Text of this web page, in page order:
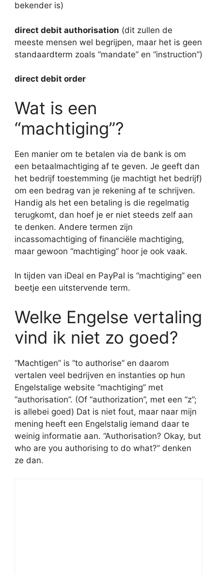
bekender is)
direct debit authorisation (dit zullen de
meeste mensen wel begrijpen, maar het is geen
standaardterm zoals “mandate” en “instruction”)
direct debit order
Wat is een
“machtiging”?
Een manier om te betalen via de bank is om
een betaalmachtiging af te geven. Je geeft dan
het bedrijf toestemming (je machtigt het bedrijf)
om een bedrag van je rekening af te schrijven.
Handig als het een betaling is die regelmatig
terugkomt, dan hoef je er niet steeds zelf aan
te denken. Andere termen zijn
incassomachtiging of financiële machtiging,
maar gewoon “machtiging” hoor je ook vaak.
In tijden van iDeal en PayPal is “machtiging” een
beetje een uitstervende term.
Welke Engelse vertaling
vind ik niet zo goed?
“Machtigen” is “to authorise” en daarom
vertalen veel bedrijven en instanties op hun
Engelstalige website “machtiging” met
“authorisation”. (Of “authorization”, met een “z”;
is allebei goed) Dat is niet fout, maar naar mijn
mening heeft een Engelstalig iemand daar te
weinig informatie aan. “Authorisation? Okay, but
who are you authorising to do what?” denken
ze dan.